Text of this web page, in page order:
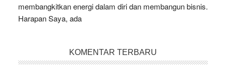
membangkitkan energi dalam diri dan membangun bisnis.
Harapan Saya, ada
KOMENTAR TERBARU